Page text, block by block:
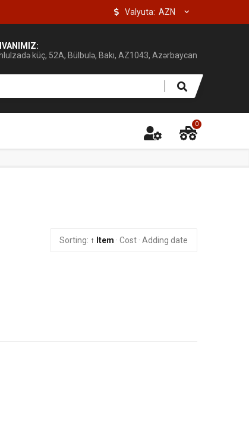
Valyuta:
küç, 52A, Bülbulə, Bakı, AZ1043, Azərbaycan
0
Sorting: ↑ Item · Cost · Adding date